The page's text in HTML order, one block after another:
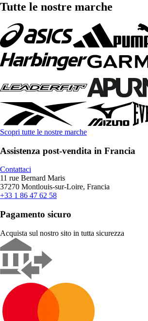
Tutte le nostre marche
Scopri tutte le nostre marche
Assistenza post-vendita in Francia
Contattaci
11 rue Bernard Maris
37270 Montlouis-sur-Loire, Francia
+33 1 86 47 62 58
Pagamento sicuro
Acquista sul nostro sito in tutta sicurezza